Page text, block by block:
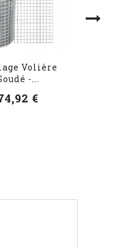
Volière
-...
€